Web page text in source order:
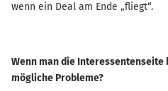
wenn ein Deal am Ende „fliegt“.
Wenn man die
mögliche Probleme?